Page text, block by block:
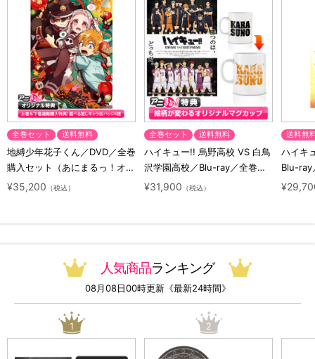
全巻セット 送料無料
地縛少年花子くん／DVD／全巻
購入セット（あにまるっ！オリ
ジナル特典付き・送料無料）
¥35,200 （税込）
全巻セット 送料無料
ハイキュー!! 烏野高校 VS 白鳥
沢学園高校／Blu-ray／全巻セ
ット（初回生産限定・アニまる
¥31,900 （税込）
送料無
ハイキ
Blu-ray
ト（初
人気商品ランキング
08月08日00時更新《最新24時間》
1 2